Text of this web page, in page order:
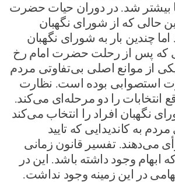
بیشتر شد. در دوران حیات حضرت
حالی که از شورای نگهبان
چندین بار به شورای نگهبان
که پس از رحلت حضرت امام رخ
یکی از موانع اصلی بی‌تفاوتی مردم
استصوابی بوده است. نظارت
انتخابات را دو مرحله‌ای می‌کند.
نگهبان افراد را انتخاب می‌کند
به کاندیدایی که تایید
می‌دهند. تفسیر قانون زمانی
وجود داشته باشد. این در
در این زمینه وجود نداشت.